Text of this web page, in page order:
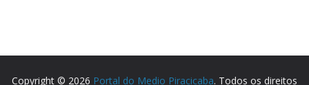
Copyright © 2026 Portal do Medio Piracicaba. Todos os direitos